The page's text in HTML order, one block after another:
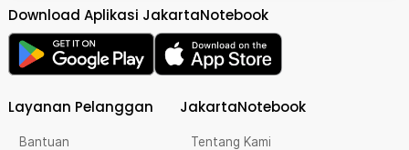
Download Aplikasi JakartaNotebook
Layanan Pelanggan
Bantuan
JakartaNotebook
Tentang Kami